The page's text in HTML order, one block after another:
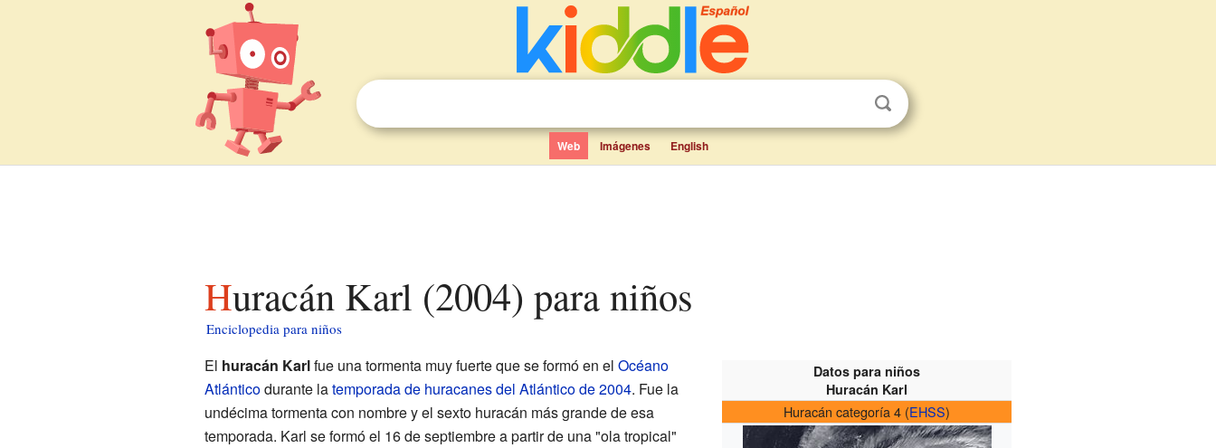
Web Imágenes English
Huracán Karl (2004) para niños
Enciclopedia para niños
Datos para niños
Huracán Karl
Huracán categoría 4 (EHSS)
El huracán Karlfue una tormenta muy fuerte que se formó en el Océano
Atlánticodurante latemporada de huracanes del Atlántico de 2004. Fue la
undécima tormenta con nombre y el sexto huracán más grande de esa
temporada. Karl se formó el 16 de septiembre a partir de una "ola tropical"